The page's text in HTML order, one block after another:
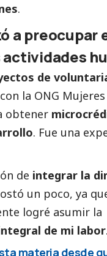
.
a preocupar
de
la ONG Mujeres
obtener
. Fue una
de integrar la
un poco, ya
logré asumir la
de mi labor.
materia desde